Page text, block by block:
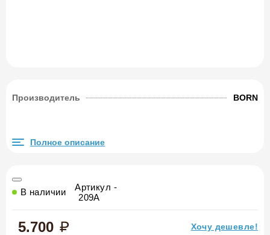
Производитель BORN
Полное описание
В наличии
Артикул -
209A
5.700 Хочу дешевле!